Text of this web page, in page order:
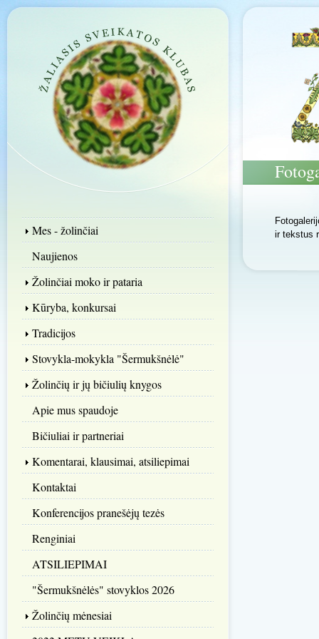
Mes - žolinčiai
Naujienos
Žolinčiai moko ir pataria
Kūryba, konkursai
Tradicijos
Stovykla-mokykla "Šermukšnėlė"
Žolinčių ir jų bičiulių knygos
Apie mus spaudoje
Bičiuliai ir partneriai
Komentarai, klausimai, atsiliepimai
Kontaktai
Konferencijos pranešėjų tezės
Renginiai
ATSILIEPIMAI
"Šermukšnėlės" stovyklos 2026
Žolinčių mėnesiai
ir tekstus